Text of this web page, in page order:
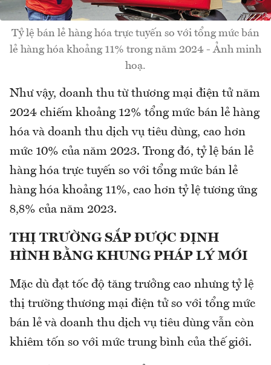
Tỷ lệ bán lẻ hàng hóa trực tuyến so với tổng mức bán
lẻ hàng hóa khoảng 11% trong năm 2024 - Ảnh minh
hoạ.
Như vậy, doanh thu từ thương mại điện tử năm
2024 chiếm khoảng 12% tổng mức bán lẻ hàng
hóa và doanh thu dịch vụ tiêu dùng, cao hơn
mức 10% của năm 2023. Trong đó, tỷ lệ bán lẻ
hàng hóa trực tuyến so với tổng mức bán lẻ
hàng hóa khoảng 11%, cao hơn tỷ lệ tương ứng
8,8% của năm 2023.
THỊ TRƯỜNG SẮP ĐƯỢC ĐỊNH
HÌNH BẰNG KHUNG PHÁP LÝ MỚI
Mặc dù đạt tốc độ tăng trưởng cao nhưng tỷ lệ
thị trường thương mại điện tử so với tổng mức
bán lẻ và doanh thu dịch vụ tiêu dùng vẫn còn
khiêm tốn so với mức trung bình của thế giới.